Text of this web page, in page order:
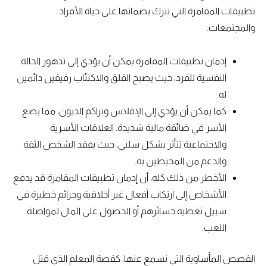
تطبيقات المقامرة التي تترك بصماتها على حياة الأفراد
والمجتمعات.
إدمان تطبيقات المقامرة يمكن أن يؤدي إلى تدهور الحالة
النفسية للفرد، حيث يصبح القلق والاكتئاب رفيقين دائمين
له.
كما يمكن أن يؤدي إلى الإفلاس وتراكم الديون، مما يضع
الأسر في ضائقة مالية شديدة. العلاقات الأسرية
والاجتماعية تتأثر بشكل سلبي، حيث يفقد الشخص الثقة
والدعم من المحيطين به.
الأخطر من ذلك كله، أن إدمان تطبيقات المقامرة قد يدفع
الأشخاص إلى ارتكاب أفعال غير أخلاقية وجرائم خطيرة في
سبيل تغطية خسائرهم أو الحصول على المال لمواصلة
اللعب.
القصص المأساوية التي نسمع عنها، كقصة المعلم الذي قتل